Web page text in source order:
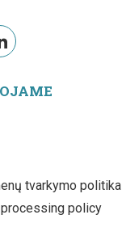
tvarkymo politika
policy